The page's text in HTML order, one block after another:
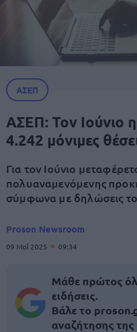
ΑΣΕΠ
ΑΣΕΠ: Τον Ιούνιο
4.242 μόνιμες
Για τον Ιούνιο
πολυαναμενόμενης
σύμφωνα με δηλώσεις
Proson Newsroom
09 Μαΐ 2025 09:34
Μάθε πρώτος
ειδήσεις.
Βάλε το
αναζήτησης